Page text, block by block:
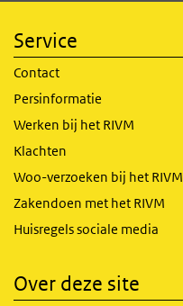
Service
Contact
Persinformatie
Werken bij het RIVM
Klachten
Woo-verzoeken bij het RIVM
Zakendoen met het RIVM
Huisregels sociale media
Over deze site